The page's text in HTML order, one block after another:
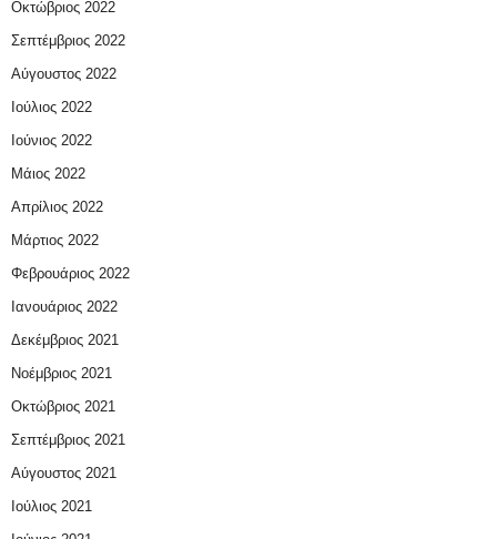
Οκτώβριος 2022
Σεπτέμβριος 2022
Αύγουστος 2022
Ιούλιος 2022
Ιούνιος 2022
Μάιος 2022
Απρίλιος 2022
Μάρτιος 2022
Φεβρουάριος 2022
Ιανουάριος 2022
Δεκέμβριος 2021
Νοέμβριος 2021
Οκτώβριος 2021
Σεπτέμβριος 2021
Αύγουστος 2021
Ιούλιος 2021